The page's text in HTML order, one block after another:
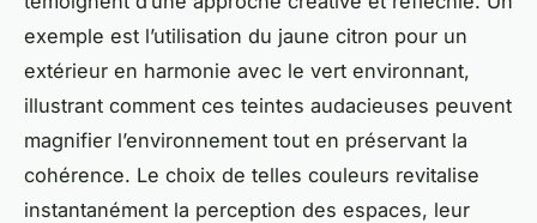
exemple est l’utilisation du jaune citron pour un
extérieur en harmonie avec le vert environnant,
illustrant comment ces teintes audacieuses peuvent
magnifier l’environnement tout en préservant la
cohérence. Le choix de telles couleurs revitalise
instantanément la perception des espaces, leur